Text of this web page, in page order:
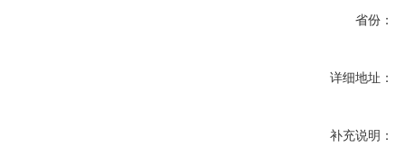
省份：
详细地址：
补充说明：